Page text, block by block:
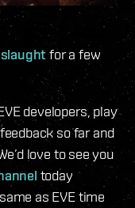
for a few
developers, play
so far and
love to see you
today
as EVE time